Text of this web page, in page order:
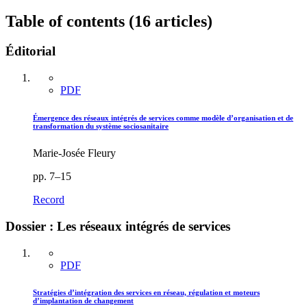
Table of contents (16 articles)
Éditorial
PDF
Émergence des réseaux intégrés de services comme modèle d’organisation et de
transformation du système sociosanitaire
Marie-Josée Fleury
pp. 7–15
Record
Dossier : Les réseaux intégrés de services
PDF
Stratégies d’intégration des services en réseau, régulation et moteurs
d’implantation de changement